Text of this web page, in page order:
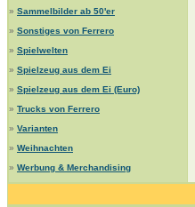
» Sammelbilder ab 50'er
» Sonstiges von Ferrero
» Spielwelten
» Spielzeug aus dem Ei
» Spielzeug aus dem Ei (Euro)
» Trucks von Ferrero
» Varianten
» Weihnachten
» Werbung & Merchandising